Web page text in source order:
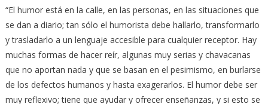
“El humor está en la calle, en las personas, en las situaciones que
se dan a diario; tan sólo el humorista debe hallarlo, transformarlo
y trasladarlo a un lenguaje accesible para cualquier receptor. Hay
muchas formas de hacer reír, algunas muy serias y chavacanas
que no aportan nada y que se basan en el pesimismo, en burlarse
de los defectos humanos y hasta exagerarlos. El humor debe ser
muy reflexivo; tiene que ayudar y ofrecer enseñanzas, y si esto se